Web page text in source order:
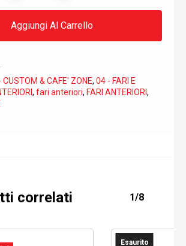
Aggiungi Al Carrello
CUSTOM & CAFE' ZONE, 04 - FARI E
, fari anteriori, FARI ANTERIORI ,
correlati 1/8
Esaurito